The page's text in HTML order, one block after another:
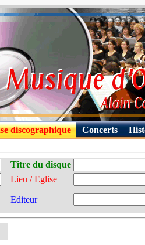
discographique Concerts
Titre du disque
Lieu / Eglise
Editeur